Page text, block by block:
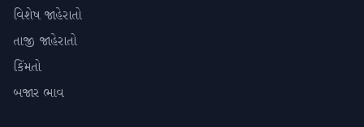
વિશેષ જાહેરાતો
તાજી જાહેરાતો
કિંમતો
બજાર ભાવ